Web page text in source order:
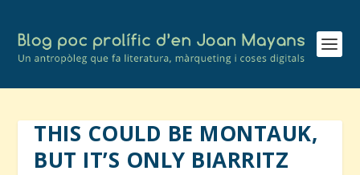
THIS COULD BE MONTAUK,
BUT IT’S ONLY BIARRITZ